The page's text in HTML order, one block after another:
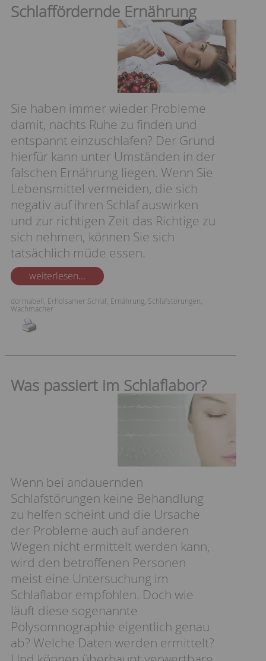
Schlaffördernde Ernährung
Sie haben immer wieder Probleme
damit, nachts Ruhe zu finden und
entspannt einzuschlafen? Der Grund
hierfür kann unter Umständen in der
falschen Ernährung liegen. Wenn Sie
Lebensmittel vermeiden, die sich
negativ auf ihren Schlaf auswirken
und zur richtigen Zeit das Richtige zu
sich nehmen, können Sie sich
tatsächlich müde essen.
weiterlesen...
dormabell Erholsamer Schlaf Ernährung Schlafstörungen
Wachmacher
Was passiert im Schlaflabor?
Wenn bei andauernden
Schlafstörungen keine Behandlung
zu helfen scheint und die Ursache
der Probleme auch auf anderen
Wegen nicht ermittelt werden kann,
wird den betroffenen Personen
meist eine Untersuchung im
Schlaflabor empfohlen. Doch wie
läuft diese sogenannte
Polysomnographie eigentlich genau
ab? Welche Daten werden ermittelt?